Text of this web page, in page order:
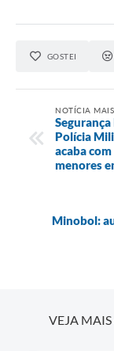
GOSTEI
NOTÍCIA
Polícia
acaba
menores
Minobol:
VEJA